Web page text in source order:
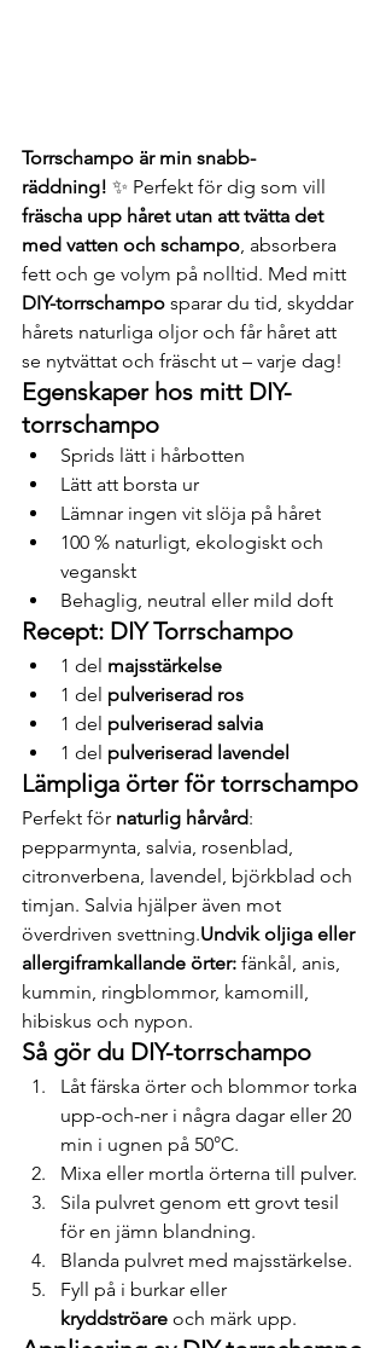
Torrschampo är min snabb-
räddning! ✨ Perfekt för dig som vill
fräscha upp håret utan att tvätta det
med vatten och schampo, absorbera
fett och ge volym på nolltid. Med mitt
DIY-torrschampo sparar du tid, skyddar
hårets naturliga oljor och får håret att
se nytvättat och fräscht ut – varje dag!
Egenskaper hos mitt DIY-
torrschampo
Sprids lätt i hårbotten
Lätt att borsta ur
Lämnar ingen vit slöja på håret
100 % naturligt, ekologiskt och
veganskt
Behaglig, neutral eller mild doft
Recept: DIY Torrschampo
1 del majsstärkelse
1 del pulveriserad ros
1 del pulveriserad salvia
1 del pulveriserad lavendel
Lämpliga örter för torrschampo
Perfekt för naturlig hårvård:
pepparmynta, salvia, rosenblad,
citronverbena, lavendel, björkblad och
timjan. Salvia hjälper även mot
överdriven svettning.Undvik oljiga eller
allergiframkallande örter: fänkål, anis,
kummin, ringblommor, kamomill,
hibiskus och nypon.
Så gör du DIY-torrschampo
Låt färska örter och blommor torka
upp-och-ner i några dagar eller 20
min i ugnen på 50°C.
Mixa eller mortla örterna till pulver.
Sila pulvret genom ett grovt tesil
för en jämn blandning.
Blanda pulvret med majsstärkelse.
Fyll på i burkar eller
kryddströare och märk upp.